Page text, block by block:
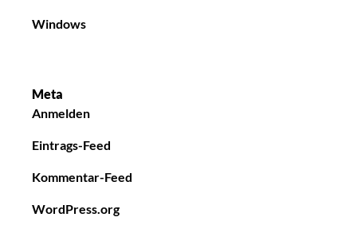
Windows
Meta
Anmelden
Eintrags-Feed
Kommentar-Feed
WordPress.org